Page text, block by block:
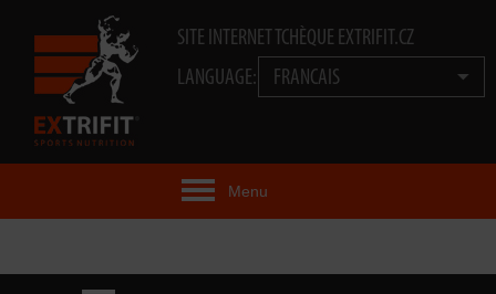
SITE INTERNET TCHÈQUE EXTRIFIT.CZ
LANGUAGE:
FRANCAIS
Menu